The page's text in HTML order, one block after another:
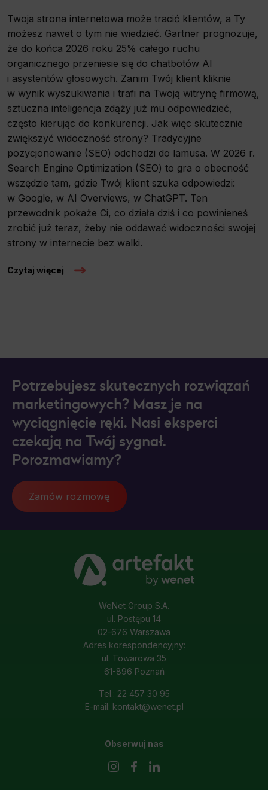
Twoja strona internetowa może tracić klientów, a Ty
możesz nawet o tym nie wiedzieć. Gartner prognozuje,
że do końca 2026 roku 25% całego ruchu
organicznego przeniesie się do chatbotów AI
i asystentów głosowych. Zanim Twój klient kliknie
w wynik wyszukiwania i trafi na Twoją witrynę firmową,
sztuczna inteligencja zdąży już mu odpowiedzieć,
często kierując do konkurencji. Jak więc skutecznie
zwiększyć widoczność strony? Tradycyjne
pozycjonowanie (SEO) odchodzi do lamusa. W 2026 r.
Search Engine Optimization (SEO) to gra o obecność
wszędzie tam, gdzie Twój klient szuka odpowiedzi:
w Google, w AI Overviews, w ChatGPT. Ten
przewodnik pokaże Ci, co działa dziś i co powinieneś
zrobić już teraz, żeby nie oddawać widoczności swojej
strony w internecie bez walki.
Czytaj więcej
Potrzebujesz skutecznych rozwiązań
marketingowych? Masz je na
wyciągnięcie ręki. Nasi eksperci
czekają na Twój sygnał.
Porozmawiamy?
Zamów rozmowę
WeNet Group S.A.
ul. Postępu 14
02-676 Warszawa
Adres korespondencyjny:
ul. Towarowa 35
61-896 Poznań
Tel.: 22 457 30 95
E-mail: kontakt@wenet.pl
Obserwuj nas